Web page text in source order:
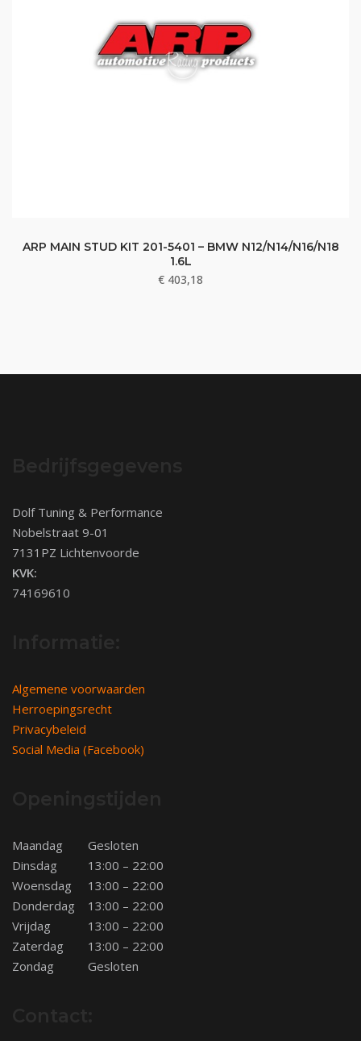
ARP MAIN STUD KIT 201-5401 – BMW N12/N14/N16/N18
1.6L
€ 403,18
Dolf Tuning & Performance
Nobelstraat 9-01
7131PZ Lichtenvoorde
KVK:
74169610
Algemene voorwaarden
Herroepingsrecht
Privacybeleid
Social Media (Facebook)
Maandag
Gesloten
Dinsdag
13:00 – 22:00
Woensdag
13:00 – 22:00
Donderdag
13:00 – 22:00
Vrijdag
13:00 – 22:00
Zaterdag
13:00 – 22:00
Zondag
Gesloten